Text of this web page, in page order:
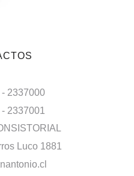
2337000
2337001
Luco 1881